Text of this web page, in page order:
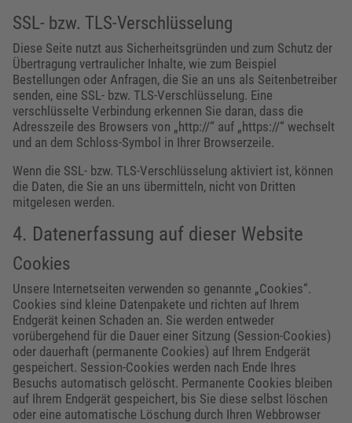
SSL- bzw. TLS-Verschlüsselung
Diese Seite nutzt aus Sicherheitsgründen und zum Schutz der
Übertragung vertraulicher Inhalte, wie zum Beispiel
Bestellungen oder Anfragen, die Sie an uns als Seitenbetreiber
senden, eine SSL- bzw. TLS-Verschlüsselung. Eine
verschlüsselte Verbindung erkennen Sie daran, dass die
Adresszeile des Browsers von „http://“ auf „https://“ wechselt
und an dem Schloss-Symbol in Ihrer Browserzeile.
Wenn die SSL- bzw. TLS-Verschlüsselung aktiviert ist, können
die Daten, die Sie an uns übermitteln, nicht von Dritten
mitgelesen werden.
4. Datenerfassung auf dieser Website
Cookies
Unsere Internetseiten verwenden so genannte „Cookies“.
Cookies sind kleine Datenpakete und richten auf Ihrem
Endgerät keinen Schaden an. Sie werden entweder
vorübergehend für die Dauer einer Sitzung (Session-Cookies)
oder dauerhaft (permanente Cookies) auf Ihrem Endgerät
gespeichert. Session-Cookies werden nach Ende Ihres
Besuchs automatisch gelöscht. Permanente Cookies bleiben
auf Ihrem Endgerät gespeichert, bis Sie diese selbst löschen
oder eine automatische Löschung durch Ihren Webbrowser